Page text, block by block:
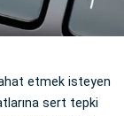
etmek isteyen
sert tepki